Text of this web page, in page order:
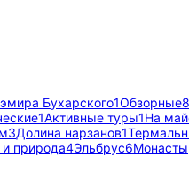
Бухарского1Обзорные8
1Активные туры1На
3Долина нарзанов1
природа4Эльбрус6